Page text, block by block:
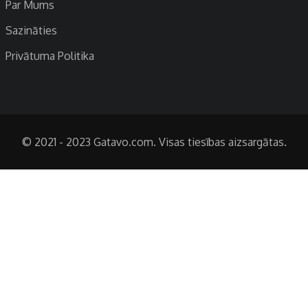
Par Mums
Sazināties
Privātuma Politika
© 2021 - 2023 Gatavo.com. Visas tiesības aizsargātas.